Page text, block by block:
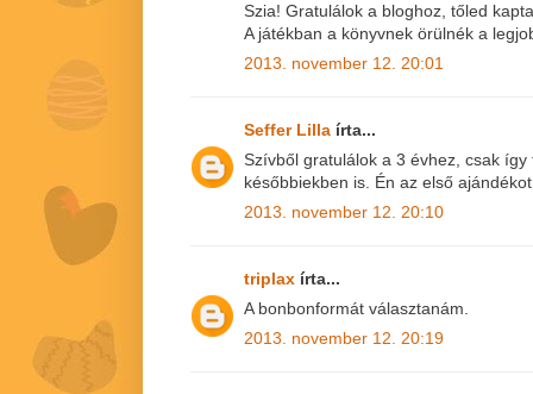
Szia! Gratulálok a bloghoz, tőled
A játékban a könyvnek örülnék a
2013. november 12. 20:01
Seffer Lilla írta...
Szívből gratulálok a 3 évhez, csak
későbbiekben is. Én az első
2013. november 12. 20:10
triplax írta...
A bonbonformát választanám.
2013. november 12. 20:19